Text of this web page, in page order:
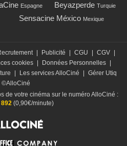
Espagne Beyazperde Turquie
Sensacine México Mexique
Publicité CGU CGV
cookies Données Personnelles
Les services AlloCiné
Gérer Utiq
©AlloCiné
de votre cinéma sur le numéro AlloCiné :
(0,90€/minute)